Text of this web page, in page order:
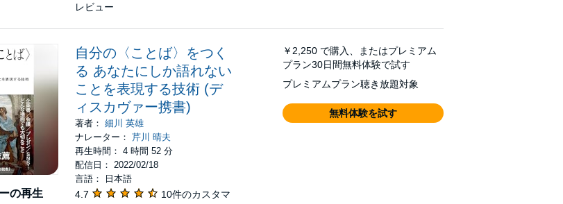
レビュー
の再生
自分の〈ことば〉をつく
る あなたにしか語れない
ことを表現する技術 (デ
ィスカヴァー携書)
著者：細川 英雄
ナレーター：芹川 晴夫
再生時間： 4 時間 52 分
配信日： 2022/02/18
言語： 日本語
4.7
10件のカスタマ
￥2,250 で購入、またはプレミアム
プラン30日間無料体験で試す
プレミアムプラン聴き放題対象
無料体験を試す